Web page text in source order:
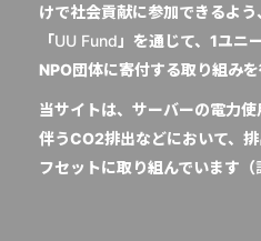
けで社会貢献に参加できるよ
「UU Fund 」を通じて、1ユニ
NPO団体に寄付する取り組みを
当サイトは、サーバーの電力
伴うCO2排出などにおいて、
フセットに取り組んでいます（